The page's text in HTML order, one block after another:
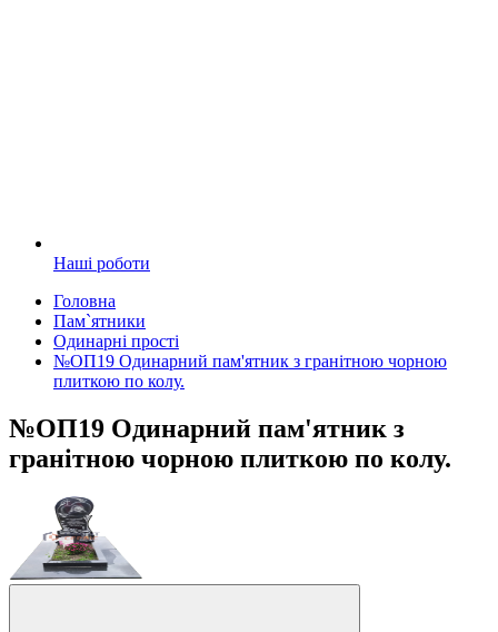
Наші роботи
Головна
Пам`ятники
Одинарні прості
№ОП19 Одинарний пам'ятник з гранітною чорною
плиткою по колу.
№ОП19 Одинарний пам'ятник з
гранітною чорною плиткою по колу.